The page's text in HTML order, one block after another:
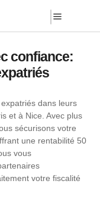
confiance:
dans leurs
et à Nice. Avec plus
sécurisons votre
une rentabilité 50
vous
votre fiscalité